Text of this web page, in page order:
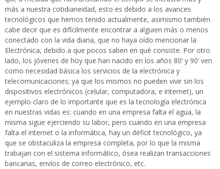
más a nuestra cotidianeidad, esto es debido a los avances
tecnológicos que hemos tenido actualmente, asimismo también
cabe decir que es difícilmente encontrar a alguien más o menos
conectado con la vida diaria, que no haya oído mencionar la
Electrónica, debido a que pocos saben en qué consiste. Por otro
lado, los jóvenes de hoy que han nacido en los años 80’ y 90’ ven
como necesidad básica los servicios de la electrónica y
telecomunicaciones; ya que los mismos no pueden vivir sin los
dispositivos electrónicos (celular, computadora, e internet), un
ejemplo claro de lo importante que es la tecnología electrónica
en nuestras vidas es: cuando en una empresa falta el agua, la
misma sigue ejerciendo su labor, pero cuando en una empresa
falta el internet o la informática, hay un déficit tecnológico, ya
que se obstaculiza la empresa completa, por lo que la misma
trabajan con el sistema informático, ósea realizan transacciones
bancarias, envíos de correo electrónico, etc.